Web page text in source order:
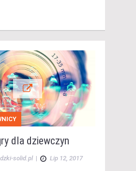
dla dziewczyn
solid.pl | Lip 12, 2017